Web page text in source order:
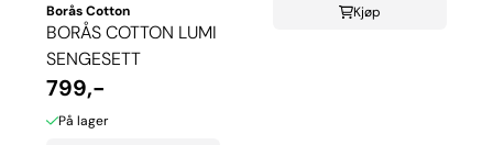
Borås Cotton
BORÅS COTTON LUMI
SENGESETT
799,-
På lager
Kjøp